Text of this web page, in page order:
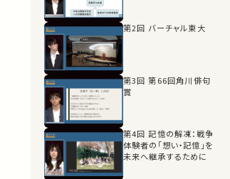
第2回 バーチャル東大
第3回 第66回角川俳句
賞
第4回 記憶の解凍：戦争
体験者の「想い・記憶」を
未来へ継承するために